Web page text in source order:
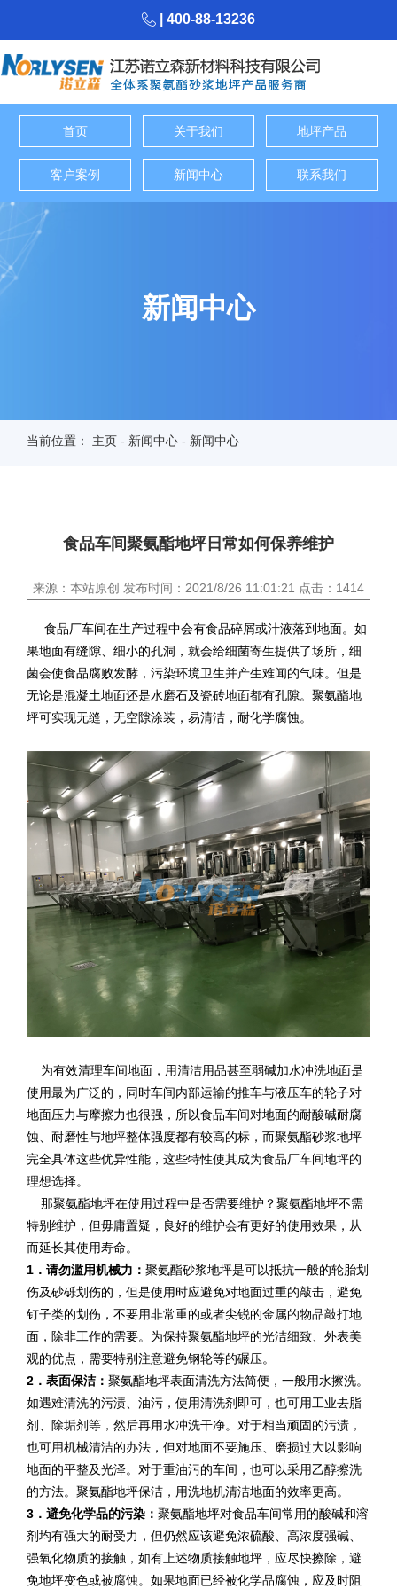
| 400-88-13236
首页 关于我们 地坪产品
客户案例 新闻中心 联系我们
新闻中心
当前位置： 主页 - 新闻中心 - 新闻中心
食品车间聚氨酯地坪日常如何保养维护
来源：本站原创 发布时间：2021/8/26 11:01:21 点击：1414
食品厂车间在生产过程中会有食品碎屑或汁液落到地面。如
果地面有缝隙、细小的孔洞，就会给细菌寄生提供了场所，细
菌会使食品腐败发酵，污染环境卫生并产生难闻的气味。但是
无论是混凝土地面还是水磨石及瓷砖地面都有孔隙。聚氨酯地
坪可实现无缝，无空隙涂装，易清洁，耐化学腐蚀。
为有效清理车间地面，用清洁用品甚至弱碱加水冲洗地面是
使用最为广泛的，同时车间内部运输的推车与液压车的轮子对
地面压力与摩擦力也很强，所以食品车间对地面的耐酸碱耐腐
蚀、耐磨性与地坪整体强度都有较高的标，而聚氨酯砂浆地坪
完全具体这些优异性能，这些特性使其成为食品厂车间地坪的
理想选择。
那聚氨酯地坪在使用过程中是否需要维护？聚氨酯地坪不需
特别维护，但毋庸置疑，良好的维护会有更好的使用效果，从
而延长其使用寿命。
1．请勿滥用机械力： 聚氨酯砂浆地坪是可以抵抗一般的轮胎划
伤及砂砾划伤的，但是使用时应避免对地面过重的敲击，避免
钉子类的划伤，不要用非常重的或者尖锐的金属的物品敲打地
面，除非工作的需要。为保持聚氨酯地坪的光洁细致、外表美
观的优点，需要特别注意避免钢轮等的碾压。
2．表面保洁： 聚氨酯地坪表面清洗方法简便，一般用水擦洗。
如遇难清洗的污渍、油污，使用清洗剂即可，也可用工业去脂
剂、除垢剂等，然后再用水冲洗干净。对于相当顽固的污渍，
也可用机械清洁的办法，但对地面不要施压、磨损过大以影响
地面的平整及光泽。对于重油污的车间，也可以采用乙醇擦洗
的方法。聚氨酯地坪保洁，用洗地机清洁地面的效率更高。
3．避免化学品的污染： 聚氨酯地坪对食品车间常用的酸碱和溶
剂均有强大的耐受力，但仍然应该避免浓硫酸、高浓度强碱、
强氧化物质的接触，如有上述物质接触地坪，应尽快擦除，避
免地坪变色或被腐蚀。如果地面已经被化学品腐蚀，应及时阻